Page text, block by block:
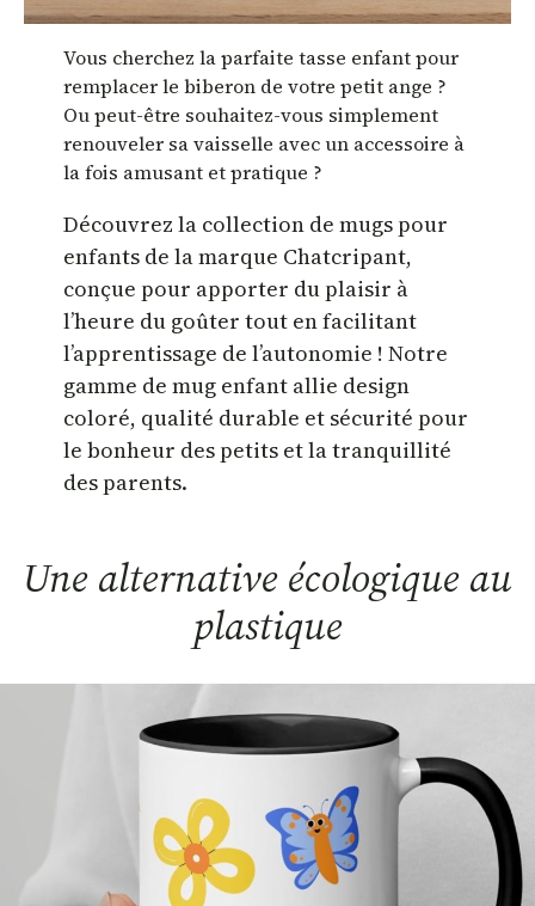
Vous cherchez la parfaite tasse enfant pour
remplacer le biberon de votre petit ange ?
Ou peut-être souhaitez-vous simplement
renouveler sa vaisselle avec un accessoire à
la fois amusant et pratique ?
Découvrez la collection de mugs pour
enfants de la marque Chatcripant,
conçue pour apporter du plaisir à
l’heure du goûter tout en facilitant
l’apprentissage de l’autonomie ! Notre
gamme de mug enfant allie design
coloré, qualité durable et sécurité pour
le bonheur des petits et la tranquillité
des parents.
Une alternative écologique au
plastique